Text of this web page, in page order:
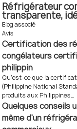
Réfrigérateur
transparente,
en bouteille.
Blog associé
Avis
Certification des
congélateurs
philippin
Qu’est-ce que la
(Philippine National
produits aux Philippines…
Quelques conseils
même d'un